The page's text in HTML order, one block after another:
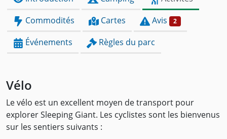
Commodités
Cartes Avis 2
Événements Règles du parc
Vélo
Le vélo est un excellent moyen de transport pour
explorer Sleeping Giant. Les cyclistes sont les bienvenus
sur les sentiers suivants :